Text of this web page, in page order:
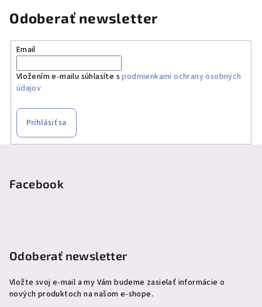
Odoberať newsletter
Email
Vložením e-mailu súhlasíte spodmienkami ochrany osobných
údajov
Prihlásiť sa
Facebook
Odoberať newsletter
Vložte svoj e-mail a my Vám budeme zasielať informácie o
nových produktoch na našom e-shope.